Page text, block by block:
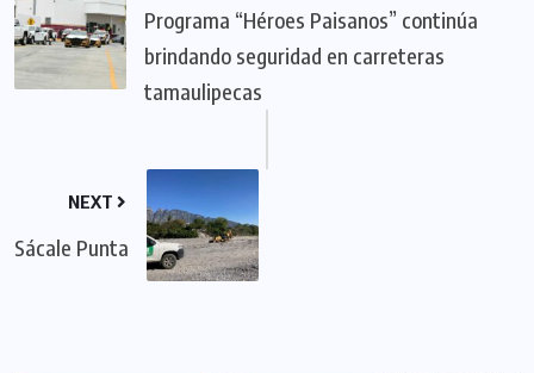
Programa “Héroes Paisanos” continúa
brindando seguridad en carreteras
tamaulipecas
NEXT
Sácale Punta